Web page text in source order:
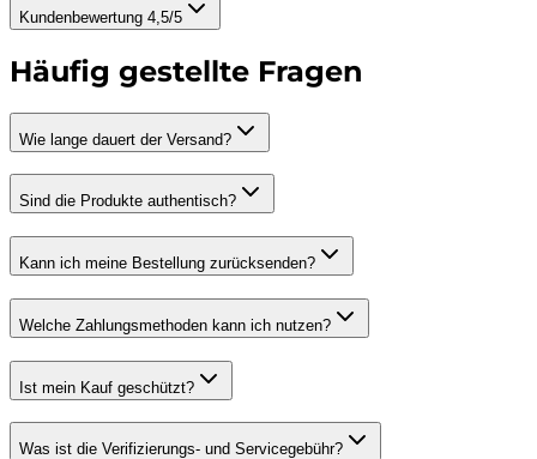
Kundenbewertung 4,5/5
Häufig gestellte Fragen
Wie lange dauert der Versand?
Sind die Produkte authentisch?
Kann ich meine Bestellung zurücksenden?
Welche Zahlungsmethoden kann ich nutzen?
Ist mein Kauf geschützt?
Was ist die Verifizierungs- und Servicegebühr?